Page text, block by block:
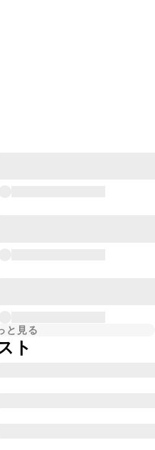
と見る
ト